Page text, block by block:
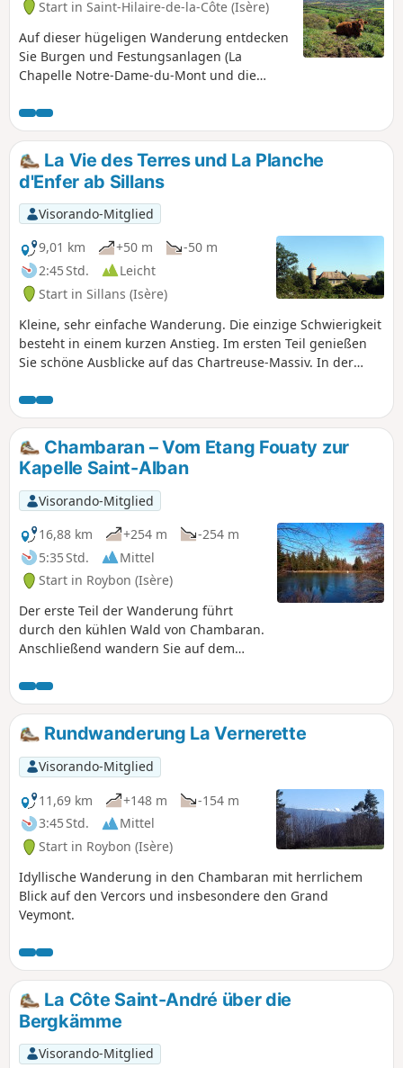
Start in Saint-Hilaire-de-la-Côte (Isère)
Auf dieser hügeligen Wanderung entdecken
Sie Burgen und Festungsanlagen (La
Chapelle Notre-Dame-du-Mont und die
auch herrliche Ausblicke auf die Alpenkette.
Diese Wanderung führt über einen kleinen
Teil der Via Gebennensis. Die Via
Gebennensis verbindet Genf mit Le Puy-en-
Velay. Es handelt sich um die Route, die seit
jeher von Schweizer und deutschen Pilgern
genommen wird, um von Le Puy aus den
Jakobsweg nach Santiago de Compostela zu
erreichen.
La Vie des Terres und La Planche
d'Enfer ab Sillans
Visorando-Mitglied
9,01 km
+50 m
-50 m
2:45 Std.
Leicht
Start in Sillans (Isère)
Kleine, sehr einfache Wanderung. Die einzige Schwierigkeit
besteht in einem kurzen Anstieg. Im ersten Teil genießen
Sie schöne Ausblicke auf das Chartreuse-Massiv. In der
auf einem angenehmen Waldweg entlang eines schönen
privaten Teiches zurückzukehren.
Chambaran – Vom Etang Fouaty zur
Kapelle Saint-Alban
Visorando-Mitglied
16,88 km
+254 m
-254 m
5:35 Std.
Mittel
Start in Roybon (Isère)
Der erste Teil der Wanderung führt
durch den kühlen Wald von Chambaran.
Anschließend wandern Sie auf dem
Aussicht auf die umliegenden Berge.
Rundwanderung La Vernerette
Visorando-Mitglied
11,69 km
+148 m
-154 m
3:45 Std.
Mittel
Start in Roybon (Isère)
Idyllische Wanderung in den Chambaran mit herrlichem
Blick auf den Vercors und insbesondere den Grand
Veymont.
La Côte Saint-André über die
Bergkämme
Visorando-Mitglied